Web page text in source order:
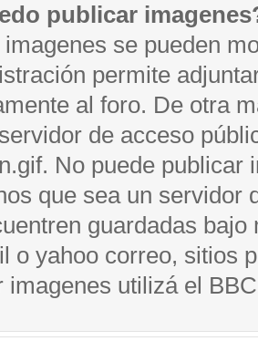
publicar
se pueden
permite
al foro. De otra
de acceso
No puede publicar
que sea un servidor
guardadas
o yahoo correo, sitios
imagenes utilizá el